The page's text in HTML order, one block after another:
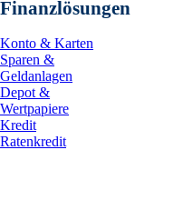
Finanzlösungen
Konto & Karten
Sparen &
Geldanlagen
Depot &
Wertpapiere
Kredit
Ratenkredit